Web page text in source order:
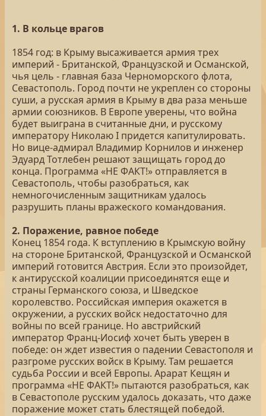
1. В кольце врагов
1854 год: в Крыму высаживается армия трех
империй - Британской, Французской и Османской,
чья цель - главная база Черноморского флота,
Севастополь. Город почти не укреплен со стороны
суши, а русская армия в Крыму в два раза меньше
армии союзников. В Европе уверены, что война
будет выиграна в считанные дни, и русскому
императору Николаю I придется капитулировать.
Но вице-адмирал Владимир Корнилов и инженер
Эдуард Тотлебен решают защищать город до
конца. Программа «НЕ ФАКТ!» отправляется в
Севастополь, чтобы разобраться, как
немногочисленным защитникам удалось
разрушить планы вражеского командования.
2. Поражение, равное победе
Конец 1854 года. К вступлению в Крымскую войну
на стороне Британской, Французской и Османской
империй готовится Австрия. Если это произойдет,
к антирусской коалиции присоединятся еще и
страны Германского союза, и Шведское
королевство. Российская империя окажется в
окружении, а русских войск недостаточно для
войны по всей границе. Но австрийский
император Франц-Иосиф хочет быть уверен в
победе: он ждет известия о падении Севастополя и
разгроме русских войск в Крыму. Там решается
судьба России и всей Европы. Арарат Кещян и
программа «НЕ ФАКТ!» пытаются разобраться, как
в Севастополе русским удалось доказать, что даже
поражение может стать блестящей победой.